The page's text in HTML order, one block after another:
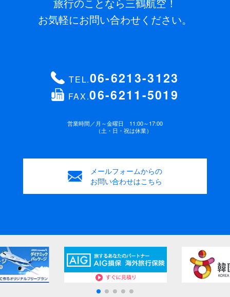
お気軽にお問い合わせください。
TEL.06-6213-3123
FAX.06-6211-5019
営業時間／月～金曜日 11:00～17:00
（土・日・祝は休業）
メールフォームからの
お問い合わせはこちら